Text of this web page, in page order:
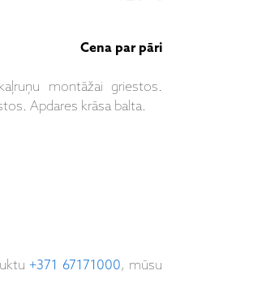
Cena par pāri
montāžai griestos.
Apdares krāsa balta.
+371 67171000, mūsu